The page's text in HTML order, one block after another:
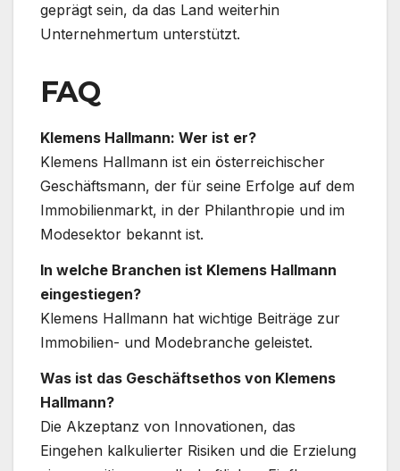
geprägt sein, da das Land weiterhin
Unternehmertum unterstützt.
FAQ
Klemens Hallmann: Wer ist er?
Klemens Hallmann ist ein österreichischer
Geschäftsmann, der für seine Erfolge auf dem
Immobilienmarkt, in der Philanthropie und im
Modesektor bekannt ist.
In welche Branchen ist Klemens Hallmann
eingestiegen?
Klemens Hallmann hat wichtige Beiträge zur
Immobilien- und Modebranche geleistet.
Was ist das Geschäftsethos von Klemens
Hallmann?
Die Akzeptanz von Innovationen, das
Eingehen kalkulierter Risiken und die Erzielung